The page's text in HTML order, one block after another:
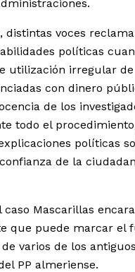
distintas voces
políticas
utilización irregular de
con dinero
de los
todo el
políticas
de la
caso Mascarillas
que puede marcar el
varios de los
PP almeriense.